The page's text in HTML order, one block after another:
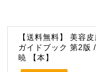
【送料無料】 美容
ガイドブック 第2版
暁 【本】